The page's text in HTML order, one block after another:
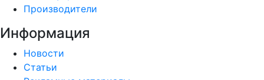
Производители
Информация
Новости
Статьи